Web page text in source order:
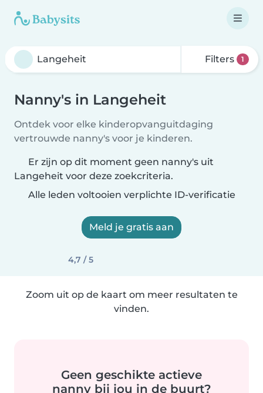
Filters 1
Nanny's in Langeheit
Ontdek voor elke kinderopvanguitdaging
vertrouwde nanny's voor je kinderen.
Er zijn op dit moment geen nanny's uit
Langeheit voor deze zoekcriteria.
Alle leden voltooien verplichte ID-verificatie
Meld je gratis aan
4,7 / 5
Zoom uit op de kaart om meer resultaten te
vinden.
Geen geschikte actieve
nanny bij jou in de buurt?